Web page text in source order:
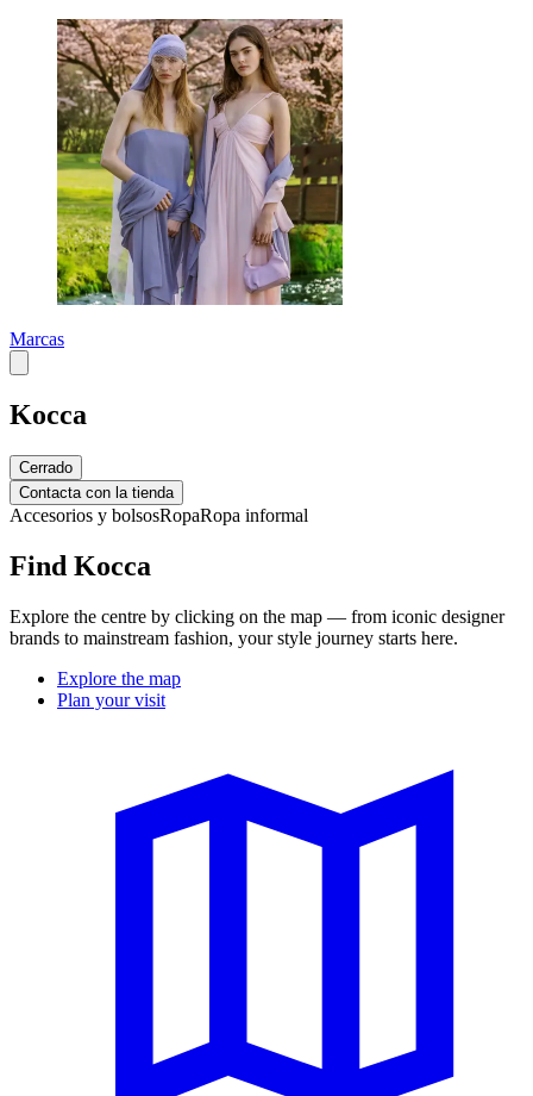
Marcas
Kocca
Cerrado
Contacta con la tienda
Accesorios y bolsosRopaRopa informal
Find Kocca
Explore the centre by clicking on the map — from iconic designer
brands to mainstream fashion, your style journey starts here.
Explore the map
Plan your visit